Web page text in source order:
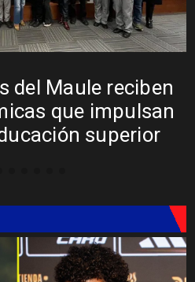
del Maule reciben
que impulsan
superior